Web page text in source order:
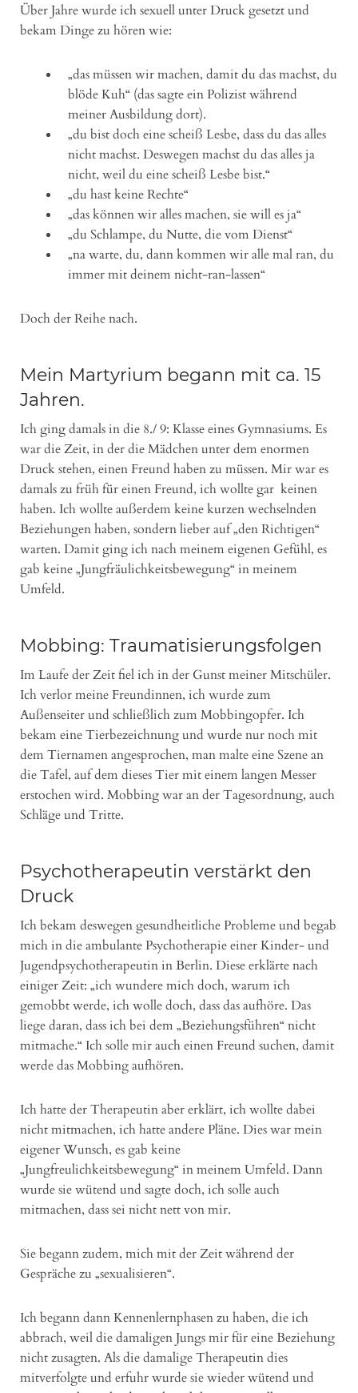
Über Jahre wurde ich sexuell unter Druck gesetzt und
bekam Dinge zu hören wie:
„das müssen wir machen, damit du das machst, du
blöde Kuh“ (das sagte ein Polizist während
meiner Ausbildung dort).
„du bist doch eine scheiß Lesbe, dass du das alles
nicht machst. Deswegen machst du das alles ja
nicht, weil du eine scheiß Lesbe bist.“
„du hast keine Rechte“
„das können wir alles machen, sie will es ja“
„du Schlampe, du Nutte, die vom Dienst“
„na warte, du, dann kommen wir alle mal ran, du
immer mit deinem nicht-ran-lassen“
Doch der Reihe nach.
Mein Martyrium begann mit ca. 15
Jahren.
Ich ging damals in die 8./ 9: Klasse eines Gymnasiums. Es
war die Zeit, in der die Mädchen unter dem enormen
Druck stehen, einen Freund haben zu müssen. Mir war es
damals zu früh für einen Freund, ich wollte gar keinen
haben. Ich wollte außerdem keine kurzen wechselnden
Beziehungen haben, sondern lieber auf „den Richtigen“
warten. Damit ging ich nach meinem eigenen Gefühl, es
gab keine „Jungfräulichkeitsbewegung“ in meinem
Umfeld.
Mobbing: Traumatisierungsfolgen
Im Laufe der Zeit fiel ich in der Gunst meiner Mitschüler.
Ich verlor meine Freundinnen, ich wurde zum
Außenseiter und schließlich zum Mobbingopfer. Ich
bekam eine Tierbezeichnung und wurde nur noch mit
dem Tiernamen angesprochen, man malte eine Szene an
die Tafel, auf dem dieses Tier mit einem langen Messer
erstochen wird. Mobbing war an der Tagesordnung, auch
Schläge und Tritte.
Psychotherapeutin verstärkt den
Druck
Ich bekam deswegen gesundheitliche Probleme und begab
mich in die ambulante Psychotherapie einer Kinder- und
Jugendpsychotherapeutin in Berlin. Diese erklärte nach
einiger Zeit: „ich wundere mich doch, warum ich
gemobbt werde, ich wolle doch, dass das aufhöre. Das
liege daran, dass ich bei dem „Beziehungsführen“ nicht
mitmache.“ Ich solle mir auch einen Freund suchen, damit
werde das Mobbing aufhören.
Ich hatte der Therapeutin aber erklärt, ich wollte dabei
nicht mitmachen, ich hatte andere Pläne. Dies war mein
eigener Wunsch, es gab keine
„Jungfreulichkeitsbewegung“ in meinem Umfeld. Dann
wurde sie wütend und sagte doch, ich solle auch
mitmachen, dass sei nicht nett von mir.
Sie begann zudem, mich mit der Zeit während der
Gespräche zu „sexualisieren“.
Ich begann dann Kennenlernphasen zu haben, die ich
abbrach, weil die damaligen Jungs mir für eine Beziehung
nicht zusagten. Als die damalige Therapeutin dies
mitverfolgte und erfuhr wurde sie wieder wütend und